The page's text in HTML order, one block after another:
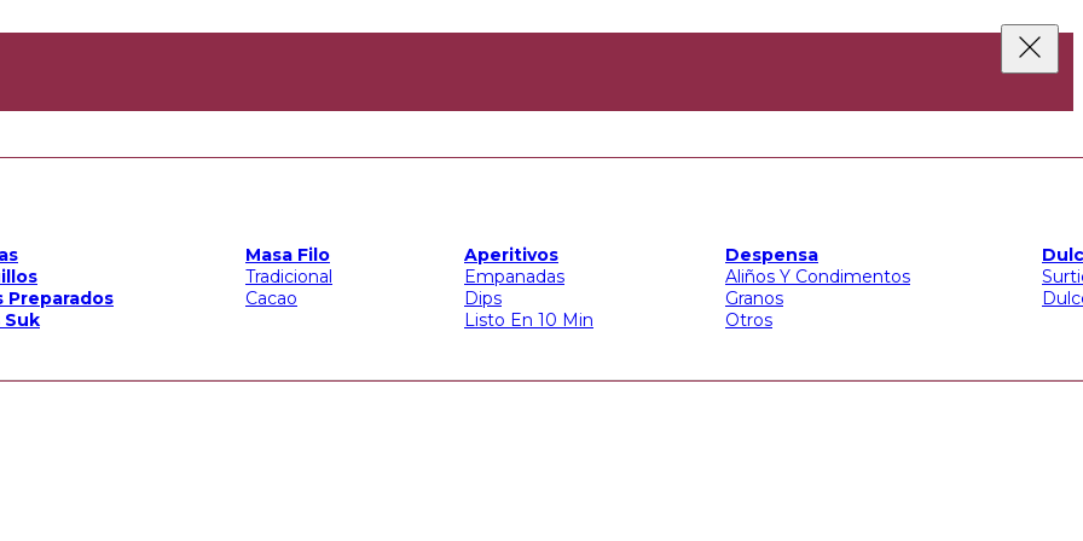
Preparados
Suk
Masa Filo
Tradicional
Cacao
Aperitivos
Empanadas
Dips
Listo En 10 Min
Despensa
Aliños Y Condimentos
Granos
Otros